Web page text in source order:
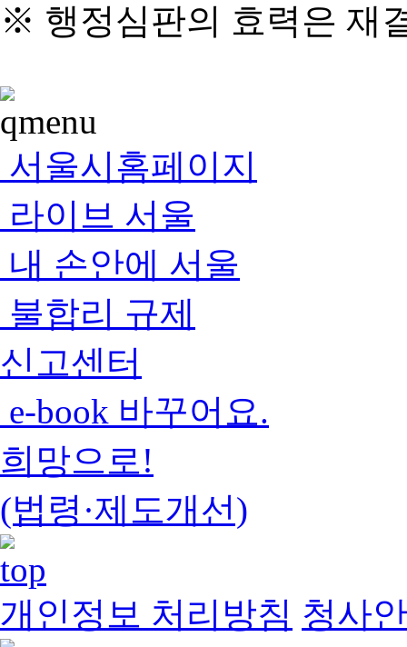
※ 행정심판의 효력은 재
서울시홈페이지
라이브 서울
내 손안에 서울
불합리 규제
신고센터
e-book 바꾸어요.
희망으로!
(법령·제도개선)
개인정보 처리방침 청사